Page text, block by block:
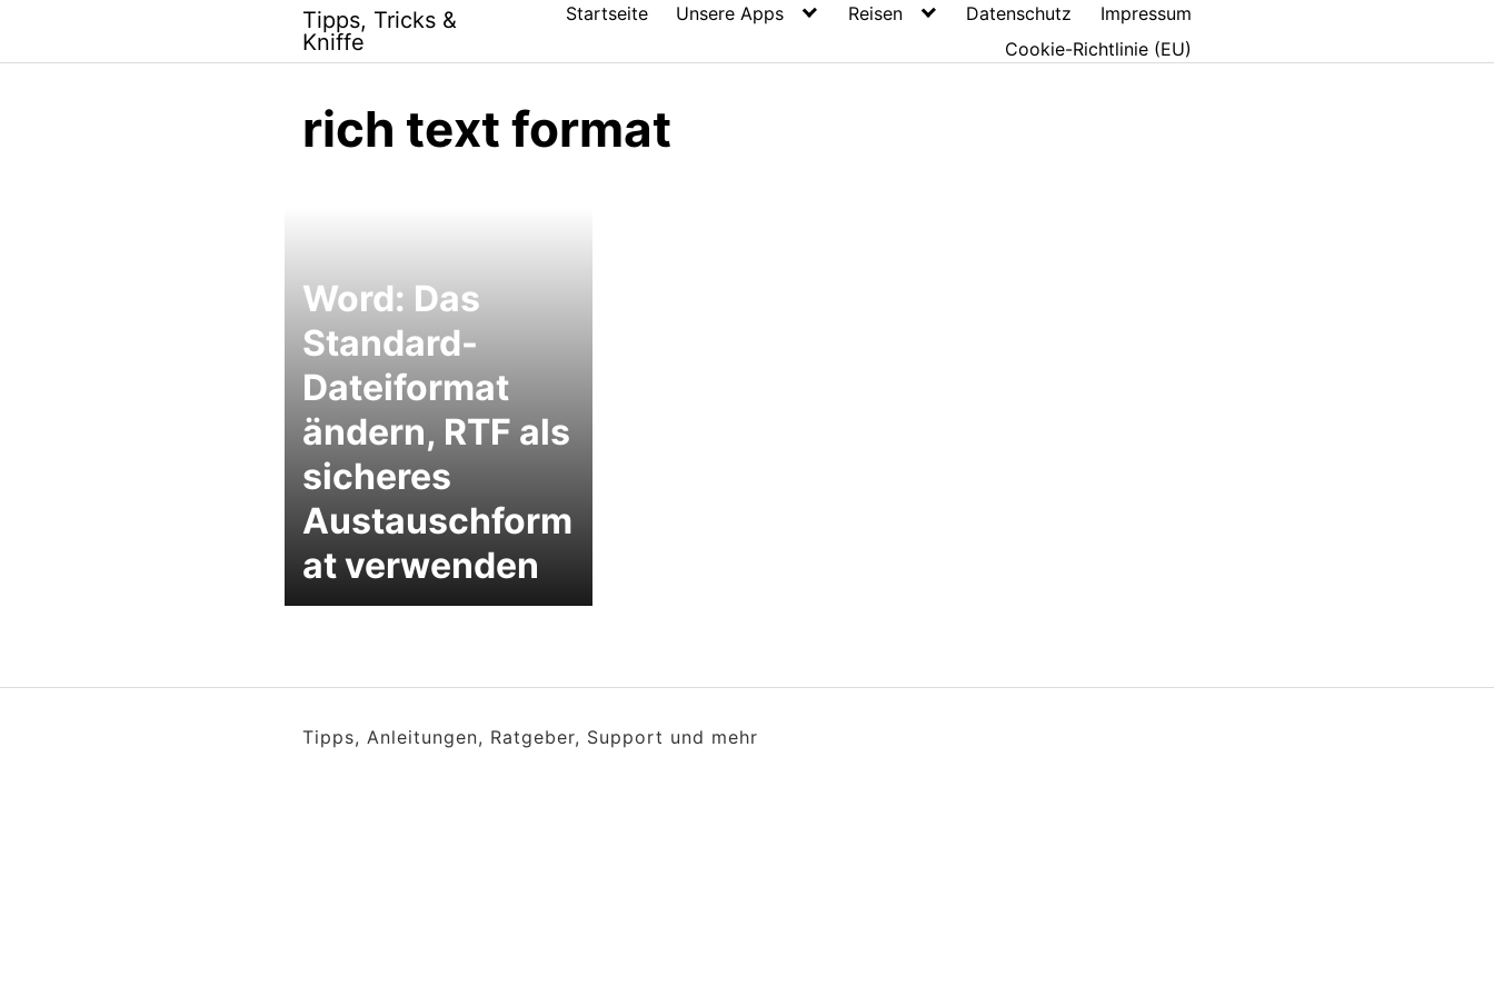
content
Tipps, Tricks &
Kniffe
Startseite Unsere Apps Reisen Datenschutz
Impressum
Cookie-Richtlinie (EU)
rich text format
Word: Das
Standard-
Dateiformat
ändern, RTF als
sicheres
Austauschform
at verwenden
Tipps, Anleitungen, Ratgeber, Support und mehr